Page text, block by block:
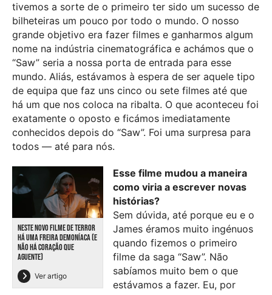
tivemos a sorte de o primeiro ter sido um sucesso de
bilheteiras um pouco por todo o mundo. O nosso
grande objetivo era fazer filmes e ganharmos algum
nome na indústria cinematográfica e achámos que o
“Saw” seria a nossa porta de entrada para esse
mundo. Aliás, estávamos à espera de ser aquele tipo
de equipa que faz uns cinco ou sete filmes até que
há um que nos coloca na ribalta. O que aconteceu foi
exatamente o oposto e ficámos imediatamente
conhecidos depois do “Saw”. Foi uma surpresa para
todos — até para nós.
NESTE NOVO FILME DE TERROR
HÁ UMA FREIRA DEMONÍACA (E
NÃO HÁ CORAÇÃO QUE
AGUENTE)
Ver artigo
Esse filme mudou a maneira
como viria a escrever novas
histórias?
Sem dúvida, até porque eu e o
James éramos muito ingénuos
quando fizemos o primeiro
filme da saga “Saw”. Não
sabíamos muito bem o que
estávamos a fazer. Eu, por